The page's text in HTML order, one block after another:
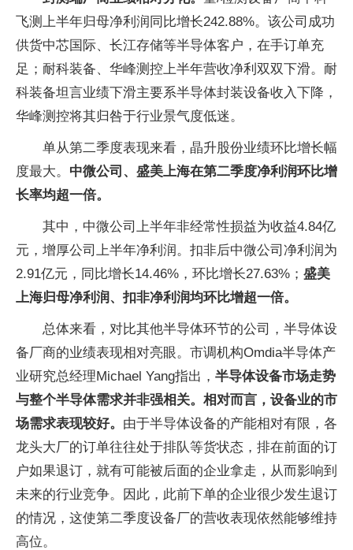
飞测上半年归母净利润同比增长242.88%。该公司成功
供货中芯国际、长江存储等半导体客户，在手订单充
足；耐科装备、华峰测控上半年营收净利双双下滑。耐
科装备坦言业绩下滑主要系半导体封装设备收入下降，
华峰测控将其归咎于行业景气度低迷。
单从第二季度表现来看，晶升股份业绩环比增长幅
度最大。 中微公司、盛美上海在第二季度净利润环比增
长率均超一倍。
其中，中微公司上半年非经常性损益为收益4.84亿
元，增厚公司上半年净利润。扣非后中微公司净利润为
2.91亿元，同比增长14.46%，环比增长27.63%； 盛美
上海归母净利润、扣非净利润均环比增超一倍。
总体来看，对比其他半导体环节的公司，半导体设
备厂商的业绩表现相对亮眼。市调机构Omdia半导体产
业研究总经理Michael Yang指出， 半导体设备市场走势
与整个半导体需求并非强相关。相对而言，设备业的市
场需求表现较好。 由于半导体设备的产能相对有限，各
龙头大厂的订单往往处于排队等货状态，排在前面的订
户如果退订，就有可能被后面的企业拿走，从而影响到
未来的行业竞争。因此，此前下单的企业很少发生退订
的情况，这使第二季度设备厂的营收表现依然能够维持
高位。